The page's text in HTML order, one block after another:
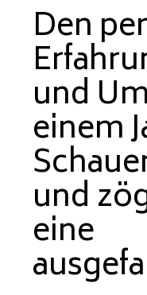
Den
und
einem
und
eine